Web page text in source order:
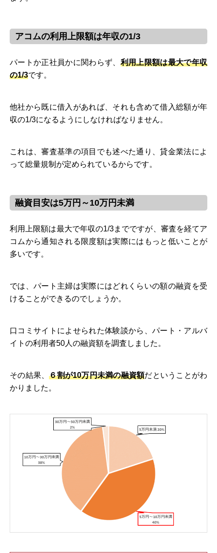
アコムの利用上限額は年収の1/3
パートか正社員かに関わらず、 利用上限額は最大で年収
の1/3です。
他社から既に借入があれば、それも含めて借入総額が年
収の1/3になるようにしなければなりません。
これは、審査基準の項目でも述べた通り、貸金業法によ
って総量規制が定められているからです。
融資目安は5万円～10万円未満
利用上限額は最大で年収の1/3までですが、審査を経てア
コムから通知される限度額は実際にはもっと低いことが
多いです。
では、パート主婦は実際にはどれくらいの額の融資を受
けることができるのでしょうか。
口コミサイトによせられた体験談から、パート・アルバ
イトの利用者50人の融資額を調査しました。
その結果、６割が10万円未満の融資額だということがわ
かりました。